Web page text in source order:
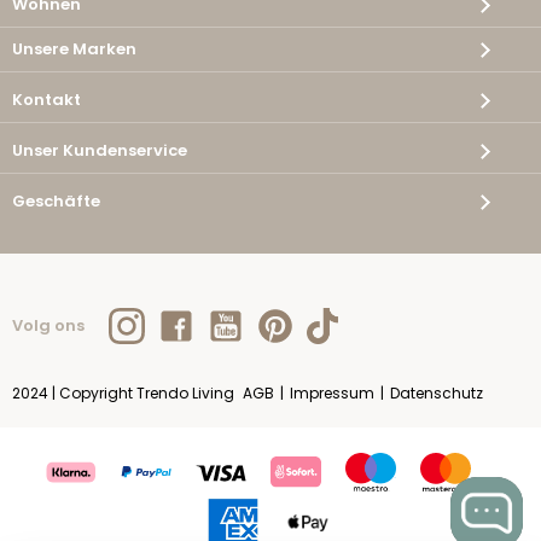
Unsere Marken
Kontakt
Unser Kundenservice
Geschäfte
Volg ons
2024 | Copyright Trendo Living AGB | Impressum | Datenschutz